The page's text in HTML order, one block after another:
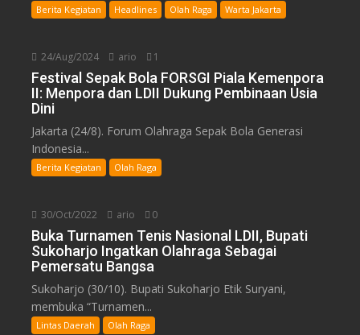
Berita Kegiatan Headlines Olah Raga Warta Jakarta
24/Aug/2024 ario 1
Festival Sepak Bola FORSGI Piala Kemenpora
II: Menpora dan LDII Dukung Pembinaan Usia
Dini
Jakarta (24/8). Forum Olahraga Sepak Bola Generasi
Indonesia...
Berita Kegiatan Olah Raga
30/Oct/2022 ario 0
Buka Turnamen Tenis Nasional LDII, Bupati
Sukoharjo Ingatkan Olahraga Sebagai
Pemersatu Bangsa
Sukoharjo (30/10). Bupati Sukoharjo Etik Suryani,
membuka “Turnamen...
Lintas Daerah Olah Raga